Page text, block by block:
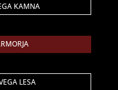
KAMNA
LESA